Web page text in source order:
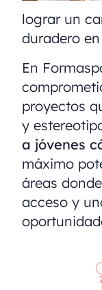
lograr un
duradero
En
proyectos
y
a jóvenes
máximo
áreas
acceso y